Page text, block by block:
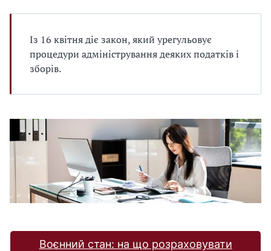
Із 16 квітня діє закон, який урегульовує
процедури адміністрування деяких податків і
зборів.
Воєнний стан: на що розраховувати